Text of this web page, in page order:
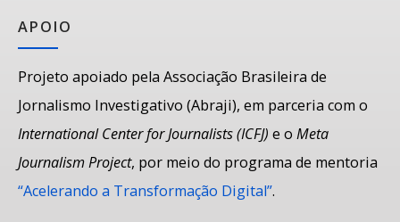
APOIO
Projeto apoiado pela Associação Brasileira de
Jornalismo Investigativo (Abraji), em parceria com o
International Center for Journalists (ICFJ) e o Meta
Journalism Project, por meio do programa de mentoria
“Acelerando a Transformação Digital”.